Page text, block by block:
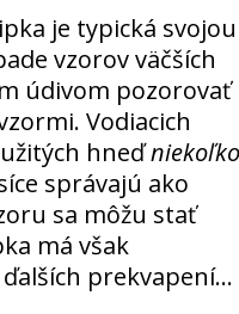
je typická svojou
vzorov väčších
údivom pozorovať
Vodiacich
hneďniekoľko
správajú ako
sa môžu stať
má však
prekvapení…